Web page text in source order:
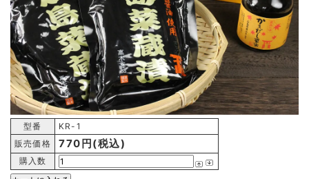
型番
KR-1
販売価格
770円(税込)
購入数